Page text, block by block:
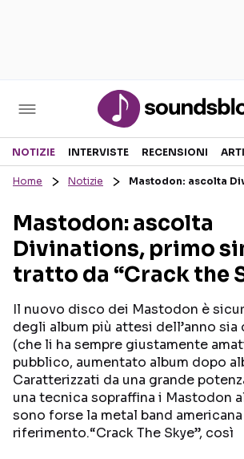
Sezioni
RECENSIONI MUSICALI
INTERVISTE
GOSSIP E CURIOSITÀ
TESTI
TOUR ED
TALENT
Seguici sui social
NOTIZIE INTERVISTE RECENSIONI
Home Notizie Mastodon: ascolta
Mastodon: ascolta
Divinations, primo
tratto da “Crack the
Il nuovo disco dei Mastodon è
degli album più attesi dell’anno sia
(che li ha sempre giustamente
pubblico, aumentato album dopo
Caratterizzati da una grande
una tecnica sopraffina i Mastodon
sono forse la metal band
riferimento.“Crack The Skye”, così